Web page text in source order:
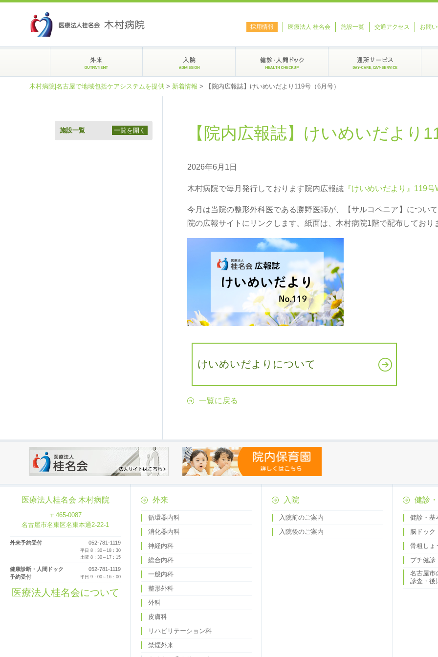
採用情報 医療法人 桂名会 施設一覧 交通アクセス お問
木村病院|名古屋で地域包括ケアシステムを提供 > 新着情報 > 【院内広報誌】けいめいだより119号（6月号）
施設一覧 一覧を開く 【院内広報誌】けいめいだより
2026年6月1日
木村病院で毎月発行しております院内広報誌 『けいめいだより』119号
今月は当院の整形外科医である勝野医師が、【サルコペニア】につい
院の広報サイトにリンクします。紙面は、木村病院1階で配布しており
けいめいだよりについて
一覧に戻る
医療法人桂名会 木村病院
〒465-0087
名古屋市名東区名東本通2-22-1
外来予約受付 052-781-1119
平日 8：30～18：30
土曜 8：30～17：15
健康診断・人間ドック
予約受付
052-781-1119
平日 9：00～16：00
医療法人桂名会について
外来
循環器内科
消化器内科
神経内科
総合内科
一般内科
整形外科
外科
皮膚科
リハビリテーション科
禁煙外来
入院
入院前のご案内
入院後のご案内
健診
健診・基
脳ドック
骨粗しょ
プチ健診
名古屋市
診査・後